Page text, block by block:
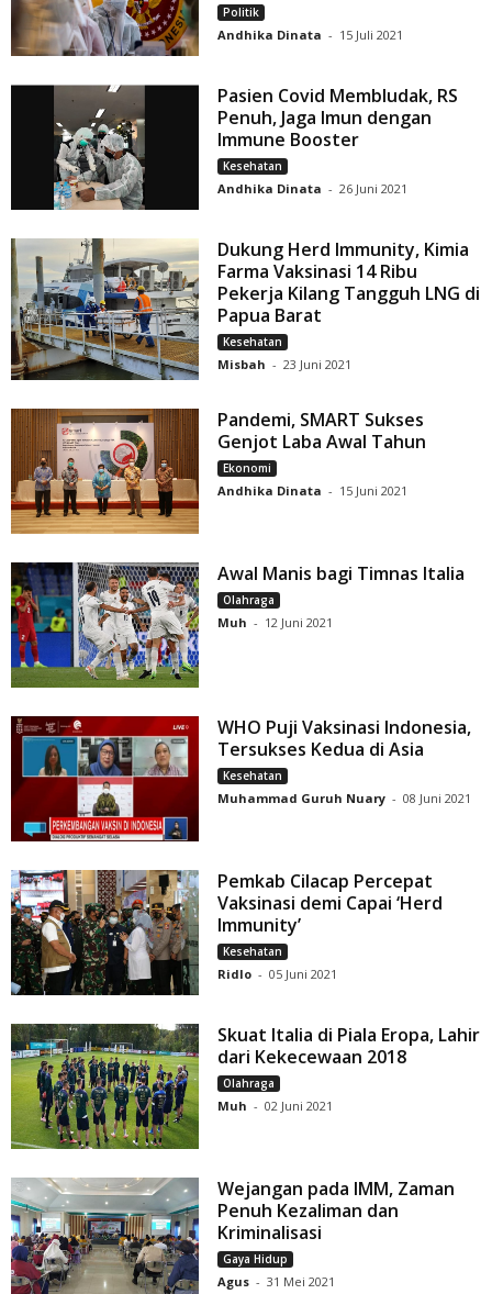
Politik
Andhika Dinata - 15 Juli 2021
Pasien Covid Membludak, RS
Penuh, Jaga Imun dengan
Immune Booster
Kesehatan
Andhika Dinata - 26 Juni 2021
Dukung Herd Immunity, Kimia
Farma Vaksinasi 14 Ribu
Pekerja Kilang Tangguh LNG di
Papua Barat
Kesehatan
Misbah - 23 Juni 2021
Pandemi, SMART Sukses
Genjot Laba Awal Tahun
Ekonomi
Andhika Dinata - 15 Juni 2021
Awal Manis bagi Timnas Italia
Olahraga
Muh - 12 Juni 2021
WHO Puji Vaksinasi Indonesia,
Tersukses Kedua di Asia
Kesehatan
Muhammad Guruh Nuary - 08 Juni 2021
Pemkab Cilacap Percepat
Vaksinasi demi Capai ‘Herd
Immunity’
Kesehatan
Ridlo - 05 Juni 2021
Skuat Italia di Piala Eropa, Lahir
dari Kekecewaan 2018
Olahraga
Muh - 02 Juni 2021
Wejangan pada IMM, Zaman
Penuh Kezaliman dan
Kriminalisasi
Gaya Hidup
Agus - 31 Mei 2021